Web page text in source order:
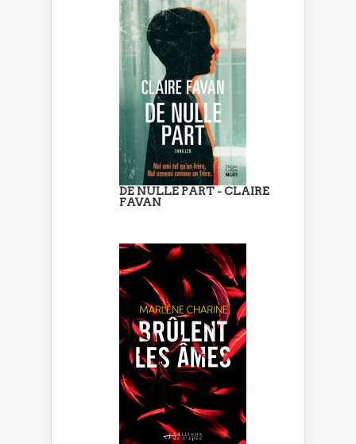
DE NULLE PART - CLAIRE
FAVAN